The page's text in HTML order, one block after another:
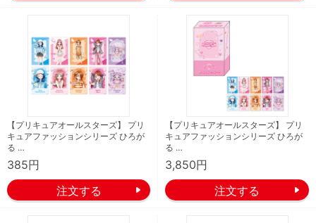
【プリキュアオールスターズ】 プリ
キュアファッションシリーズ ひろが
る …
385円
【プリキュアオールスターズ】 プリ
キュアファッションシリーズ ひろが
る …
3,850円